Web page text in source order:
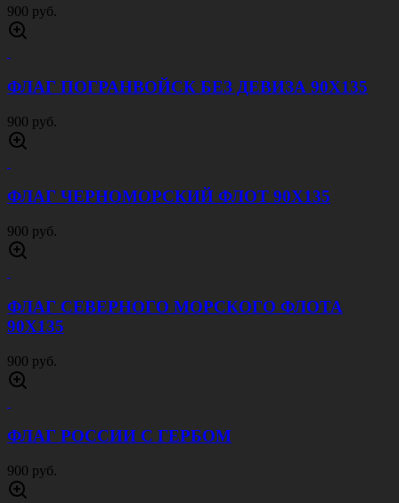
900 руб.
ФЛАГ ПОГРАНВОЙСК БЕЗ ДЕВИЗА 90Х135
900 руб.
ФЛАГ ЧЕРНОМОРСКИЙ ФЛОТ 90Х135
900 руб.
ФЛАГ СЕВЕРНОГО МОРСКОГО ФЛОТА
90Х135
900 руб.
ФЛАГ РОССИИ С ГЕРБОМ
900 руб.